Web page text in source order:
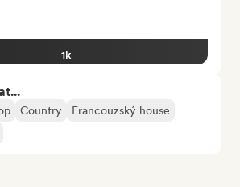
1k
Country
Francouzský house